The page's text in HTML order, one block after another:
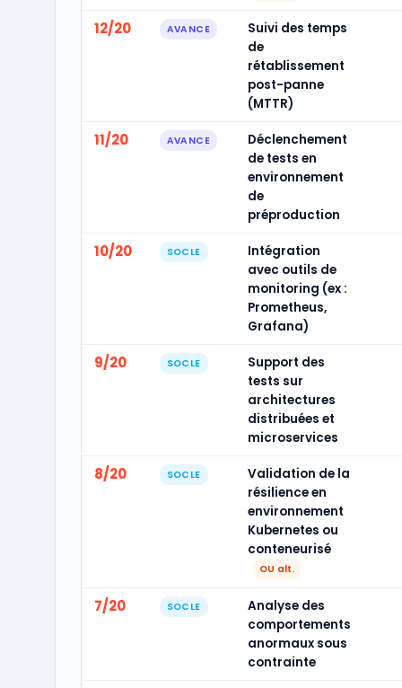
12/20 AVANCE
Suivi des temps
de
rétablissement
post-panne
(MTTR)
11/20 AVANCE
Déclenchement
de tests en
environnement
de
préproduction
10/20 SOCLE
Intégration
avec outils de
monitoring (ex :
Prometheus,
Grafana)
9/20 SOCLE
Support des
tests sur
architectures
distribuées et
microservices
8/20 SOCLE
Validation de la
résilience en
environnement
Kubernetes ou
conteneurisé
OU alt.
7/20 SOCLE
Analyse des
comportements
anormaux sous
contrainte